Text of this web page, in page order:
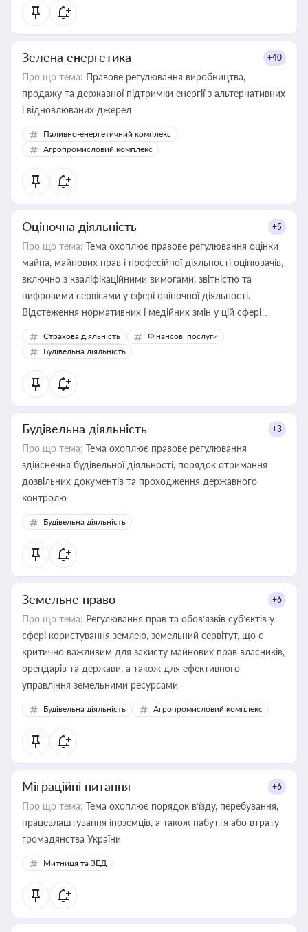
Зелена енергетика +40
Про що тема: Правове регулювання виробництва,
продажу та державної підтримки енергії з альтернативних
і відновлюваних джерел
Паливно-енергетичний комплекс
Агропромисловий комплекс
Оціночна діяльність +5
Про що тема: Тема охоплює правове регулювання оцінки
майна, майнових прав і професійної діяльності оцінювачів,
включно з кваліфікаційними вимогами, звітністю та
цифровими сервісами у сфері оціночної діяльності.
Відстеження нормативних і медійних змін у цій сфері
корисне для власника бізнесу, керівника, юриста або
бухгалтера під час оподаткування, приватизації, оренди
державного майна, корпоративних угод і перевірки
статусу суб'єктів оціночної діяльності
Страхова діяльність
Фінансові послуги
Будівельна діяльність
Будівельна діяльність +3
Про що тема: Тема охоплює правове регулювання
здійснення будівельної діяльності, порядок отримання
дозвільних документів та проходження державного
контролю
Будівельна діяльність
Земельне право +6
Про що тема: Регулювання прав та обов’язків суб’єктів у
сфері користування землею, земельний сервітут, що є
критично важливим для захисту майнових прав власників,
орендарів та держави, а також для ефективного
управління земельними ресурсами
Будівельна діяльність Агропромисловий комплекс
Міграційні питання +6
Про що тема: Тема охоплює порядок в’їзду, перебування,
працевлаштування іноземців, а також набуття або втрату
громадянства України
Митниця та ЗЕД